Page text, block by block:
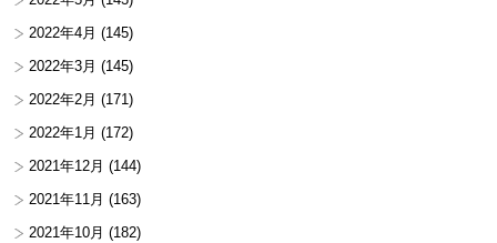
2022年4月 (145)
2022年3月 (145)
2022年2月 (171)
2022年1月 (172)
2021年12月 (144)
2021年11月 (163)
2021年10月 (182)